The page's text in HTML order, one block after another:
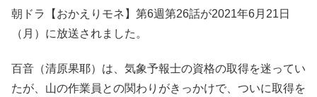
朝ドラ【おかえりモネ】第6週第26話が2021年6月21日
（月）に放送されました。
百音（清原果耶）は、気象予報士の資格の取得を迷ってい
たが、山の作業員との関わりがきっかけで、ついに取得を